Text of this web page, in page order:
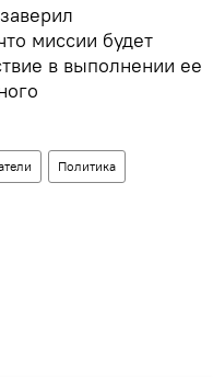
миссии будет
в выполнении ее
Политика